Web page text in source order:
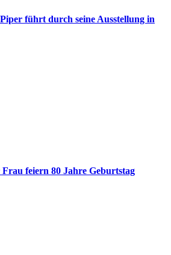
führt durch seine Ausstellung in
feiern 80 Jahre Geburtstag